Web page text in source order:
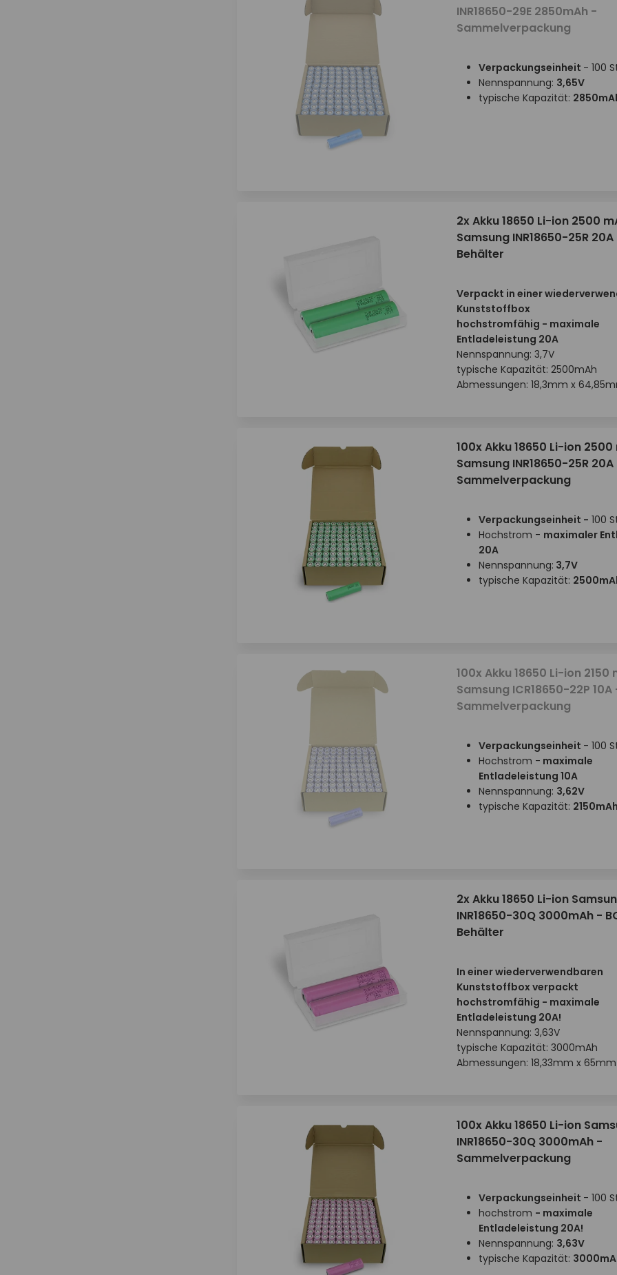
INR18650-29E 2850mAh -
Sammelverpackung
Verpackungseinheit - 100
Nennspannung: 3,65V
typische Kapazität:
2x Akku 18650 Li-ion 2500
Samsung INR18650-25R
Behälter
Verpackt in einer
Kunststoffbox
hochstromfähig - maximale
Entladeleistung 20A
Nennspannung: 3,7V
typische Kapazität: 2500mAh
Abmessungen: 18,3mm x
100x Akku 18650 Li-ion 2500
Samsung INR18650-25R
Sammelverpackung
Verpackungseinheit - 100
Hochstrom - maximaler
20A
Nennspannung: 3,7V
typische Kapazität:
100x Akku 18650 Li-ion 2150
Samsung ICR18650-22P 10A
Sammelverpackung
Verpackungseinheit - 100
Hochstrom - maximale
Entladeleistung 10A
Nennspannung: 3,62V
typische Kapazität: 2150mAh
2x Akku 18650 Li-ion
INR18650-30Q 3000mAh -
Behälter
In einer wiederverwendbaren
Kunststoffbox verpackt
hochstromfähig - maximale
Entladeleistung 20A!
Nennspannung: 3,63V
typische Kapazität: 3000mAh
Abmessungen: 18,33mm x 65mm
100x Akku 18650 Li-ion
INR18650-30Q 3000mAh -
Sammelverpackung
Verpackungseinheit - 100
hochstrom - maximale
Entladeleistung 20A!
Nennspannung: 3,63V
typische Kapazität: